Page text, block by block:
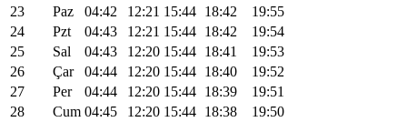
23
Paz 04:42 12:21 15:44 18:42
19:55
24
Pzt 04:43 12:21 15:44 18:42
19:54
25
Sal 04:43 12:20 15:44 18:41
19:53
26
Çar 04:44 12:20 15:44 18:40
19:52
27
Per 04:44 12:20 15:44 18:39
19:51
28
Cum 04:45 12:20 15:44 18:38
19:50